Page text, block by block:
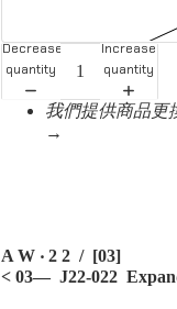
Decrease
quantity
Increase
quantity
我們提供商品更
→
A W ‧ 2 2 / [03]
< 03— J22-022